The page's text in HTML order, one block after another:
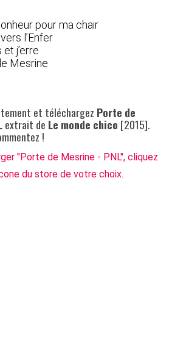
pour ma chair
l’Enfer
j’erre
Mesrine
et téléchargez Porte de
extrait de Le monde chico [2015].
!
"Porte de Mesrine - PNL", cliquez
du store de votre choix.